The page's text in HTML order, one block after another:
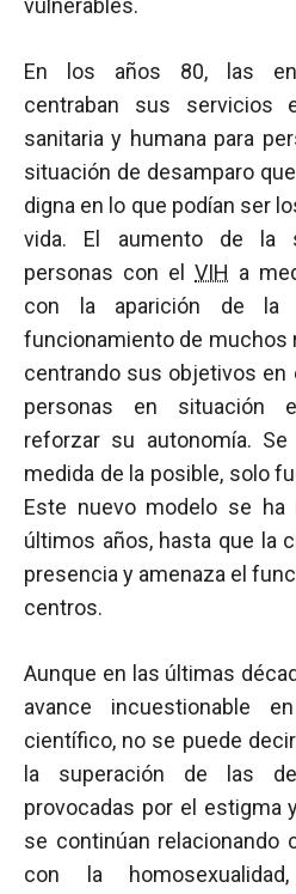
vulnerables.
En los años 80, las
centraban sus servicios
sanitaria y humana para
situación de desamparo
digna en lo que podían ser
vida. El aumento de la
personas con el VIH a
con la aparición de la
funcionamiento de muchos
centrando sus objetivos en
personas en situación
reforzar su autonomía.
medida de la posible, solo
Este nuevo modelo se ha
últimos años, hasta que la
presencia y amenaza el
centros.
Aunque en las últimas
avance incuestionable
científico, no se puede
la superación de las
provocadas por el estigma
se continúan relacionando
con la